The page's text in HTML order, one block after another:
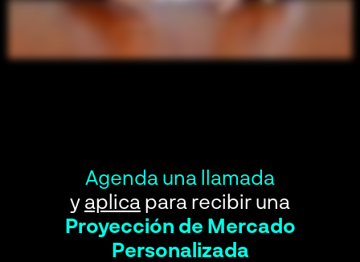
Agenda una llamada
y aplica para recibir una
Proyección de Mercado
Personalizada